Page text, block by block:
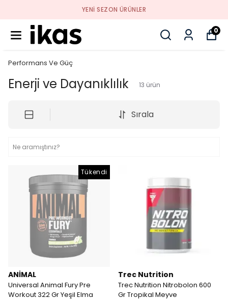
YENI SEZON ÜRÜNLER
0
Performans Ve Güç
Enerji ve Dayanıklılık 13 ürün
Sırala
Tükendi
ANİMAL
Universal Animal Fury Pre
Workout 322 Gr Yeşil Elma
Trec Nutrition
Trec Nutrition Nitrobolon 600
Gr Tropikal Meyve